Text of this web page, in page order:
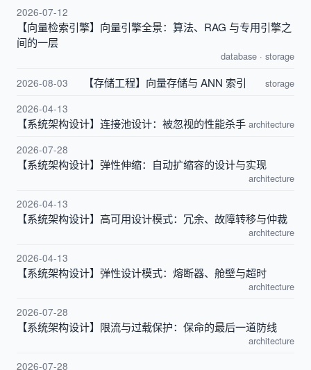
2026-07-12
【向量检索引擎】向量引擎全景：算法、RAG 与专用引擎之
间的一层
database · storage
2026-08-03 【存储工程】向量存储与 ANN 索引 storage
2026-04-13
【系统架构设计】连接池设计：被忽视的性能杀手 architecture
2026-07-28
【系统架构设计】弹性伸缩：自动扩缩容的设计与实现
architecture
2026-04-13
【系统架构设计】高可用设计模式：冗余、故障转移与仲裁
architecture
2026-04-13
【系统架构设计】弹性设计模式：熔断器、舱壁与超时
architecture
2026-07-28
【系统架构设计】限流与过载保护：保命的最后一道防线
architecture
2026-07-28